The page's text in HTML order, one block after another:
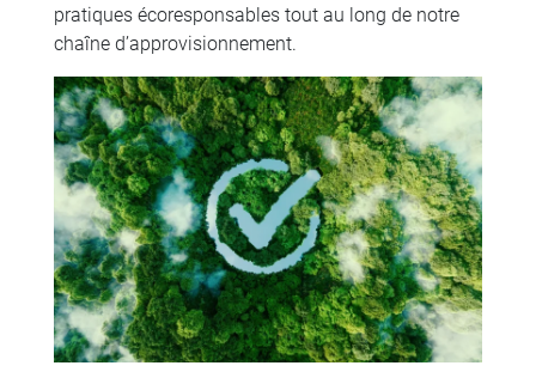
pratiques écoresponsables tout au long de notre
chaîne d’approvisionnement.